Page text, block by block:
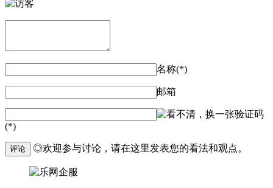
名称(*)
邮箱
验证码
(*)
评论 ◎欢迎参与讨论，请在这里发表您的看法和观点。